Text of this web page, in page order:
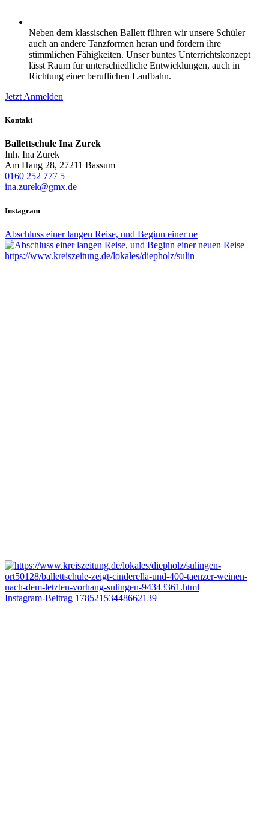
Neben dem klassischen Ballett führen wir unsere Schüler
auch an andere Tanzformen heran und fördern ihre
stimmlichen Fähigkeiten. Unser buntes Unterrichtskonzept
lässt Raum für unterschiedliche Entwicklungen, auch in
Richtung einer beruflichen Laufbahn.
Jetzt Anmelden
Kontakt
Ballettschule Ina Zurek
Inh. Ina Zurek
Am Hang 28, 27211 Bassum
0160 252 777 5
ina.zurek@gmx.de
Instagram
Abschluss einer langen Reise, und Beginn einer ne
https://www.kreiszeitung.de/lokales/diepholz/sulin
Instagram-Beitrag 17852153448662139